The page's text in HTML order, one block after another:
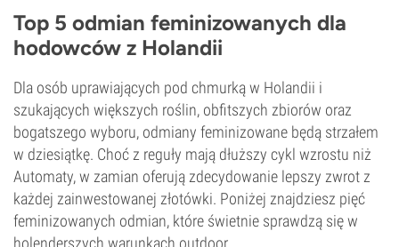
CBD
Wysoko
Autokwitnący
Top 5 odmian feminizowanych dla
hodowców z Holandii
Dla osób uprawiających pod chmurką w Holandii i
szukających większych roślin, obfitszych zbiorów oraz
bogatszego wyboru, odmiany feminizowane będą strzałem
w dziesiątkę. Choć z reguły mają dłuższy cykl wzrostu niż
Automaty, w zamian oferują zdecydowanie lepszy zwrot z
każdej zainwestowanej złotówki. Poniżej znajdziesz pięć
feminizowanych odmian, które świetnie sprawdzą się w
holenderszych warunkach outdoor.